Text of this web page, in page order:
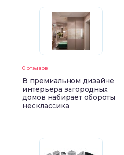
0 отзывов
В премиальном дизайне
интерьера загородных
домов набирает обороты
неоклассика